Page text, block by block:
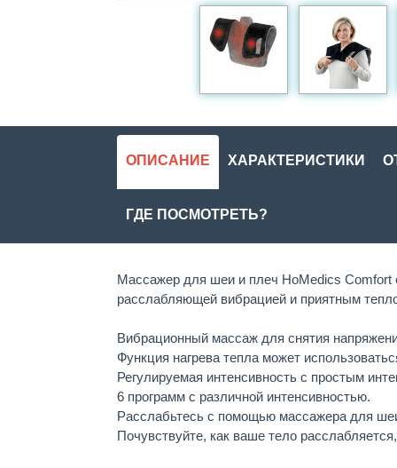
ОПИСАНИЕ ХАРАКТЕРИСТИКИ
ГДЕ ПОСМОТРЕТЬ?
Массажер для шеи и плеч HoMedics Comfort
расслабляющей вибрацией и приятным
Вибрационный массаж для снятия
Функция нагрева тепла может
Регулируемая интенсивность с простым
6 программ с различной интенсивностью.
Расслабьтесь с помощью массажера для
Почувствуйте, как ваше тело